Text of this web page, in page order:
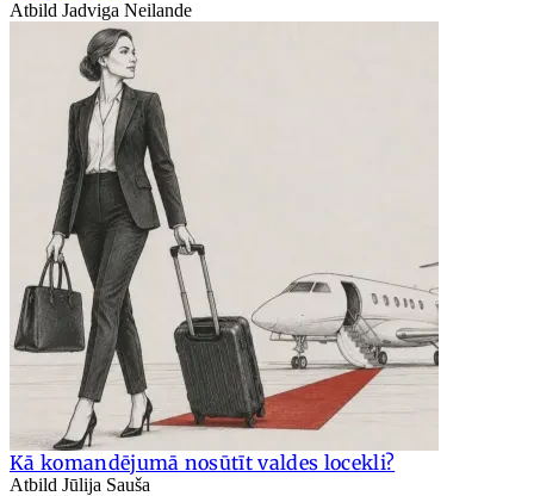
Atbild Jadviga Neilande
Kā komandējumā nosūtīt valdes locekli?
Atbild Jūlija Sauša